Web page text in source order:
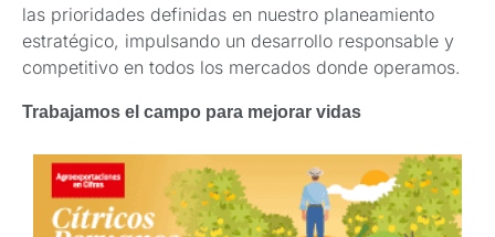
las prioridades definidas en nuestro planeamiento
estratégico, impulsando un desarrollo responsable y
competitivo en todos los mercados donde operamos.
Trabajamos el campo para mejorar vidas